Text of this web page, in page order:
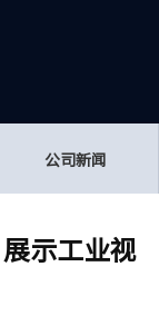
公司新闻
示工业视